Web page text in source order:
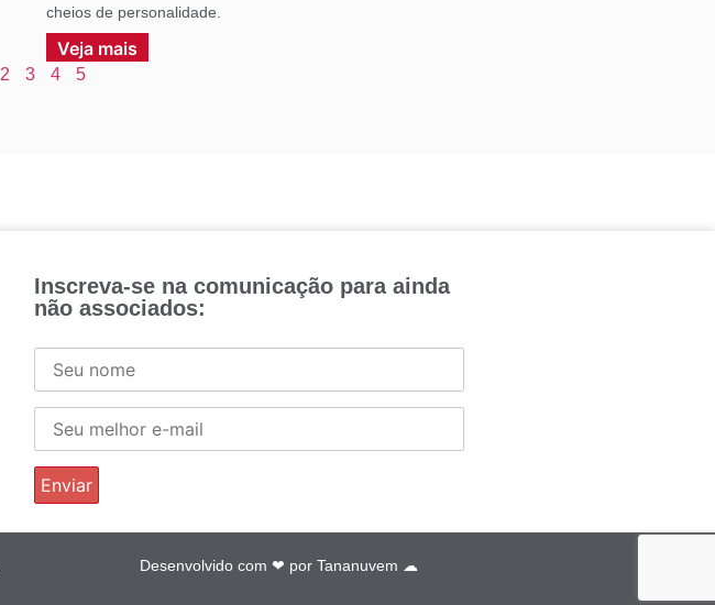
cheios de personalidade.
Veja mais
2 3 4 5
Inscreva-se na comunicação para ainda
não associados:
Desenvolvido com ❤ por Tananuvem ☁